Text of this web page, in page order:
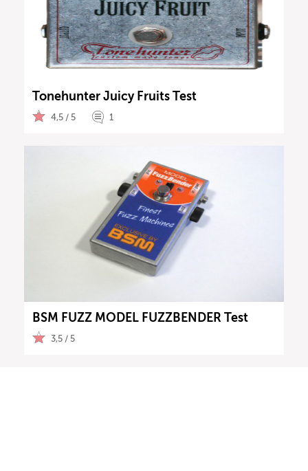
Tonehunter Juicy Fruits Test
4,5 / 5 1
BSM FUZZ MODEL FUZZBENDER Test
3,5 / 5